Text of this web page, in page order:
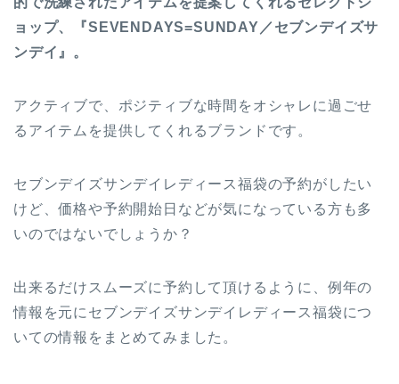
ョップ、『SEVENDAYS=SUNDAY／セブンデイズサ
ンデイ』。
アクティブで、ポジティブな時間をオシャレに過ごせ
るアイテムを提供してくれるブランドです。
セブンデイズサンデイレディース福袋の予約がしたい
けど、価格や予約開始日などが気になっている方も多
いのではないでしょうか？
出来るだけスムーズに予約して頂けるように、例年の
情報を元にセブンデイズサンデイレディース福袋につ
いての情報をまとめてみました。